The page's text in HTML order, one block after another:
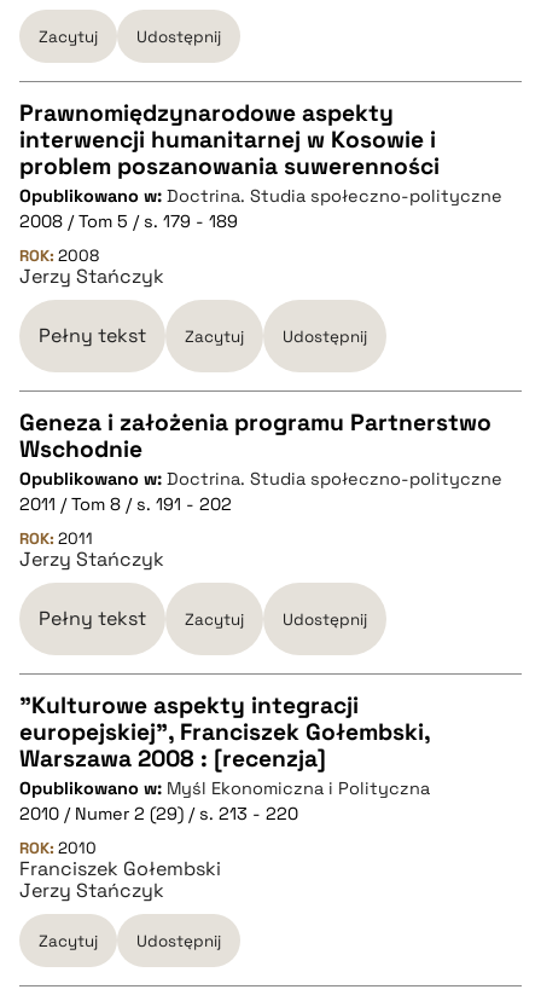
BIBTEX
pobierz cytat
Zacytuj Udostępnij
CZYSTY TEKST
pobierz cytat
BIBTEX
pobierz cytat
Prawnomiędzynarodowe aspekty
interwencji humanitarnej w Kosowie i
problem poszanowania suwerenności
Opublikowano w: Doctrina. Studia społeczno-polityczne
2008 / Tom 5 / s. 179 - 189
ROK: 2008
Jerzy Stańczyk
Pełny tekst Zacytuj Udostępnij
CZYSTY TEKST
pobierz cytat
BIBTEX
pobierz cytat
Geneza i założenia programu Partnerstwo
Wschodnie
Opublikowano w: Doctrina. Studia społeczno-polityczne
2011 / Tom 8 / s. 191 - 202
ROK: 2011
Jerzy Stańczyk
Pełny tekst Zacytuj Udostępnij
CZYSTY TEKST
pobierz cytat
BIBTEX
pobierz cytat
"Kulturowe aspekty integracji
europejskiej", Franciszek Gołembski,
Warszawa 2008 : [recenzja]
Opublikowano w: Myśl Ekonomiczna i Polityczna
2010 / Numer 2 (29) / s. 213 - 220
ROK: 2010
Franciszek Gołembski
Jerzy Stańczyk
Zacytuj Udostępnij